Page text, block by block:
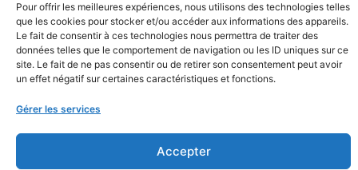
Pour offrir les meilleures expériences, nous utilisons des technologies telles
que les cookies pour stocker et/ou accéder aux informations des appareils.
Le fait de consentir à ces technologies nous permettra de traiter des
données telles que le comportement de navigation ou les ID uniques sur ce
site. Le fait de ne pas consentir ou de retirer son consentement peut avoir
un effet négatif sur certaines caractéristiques et fonctions.
Gérer les services
Accepter
• Enquête de
satisfaction
Juridique
• Enquête de
Nouvelles
Copyright © TPMA 2018 Tous droits réservés.Mentions légales